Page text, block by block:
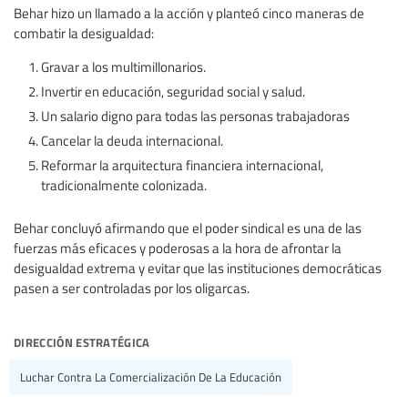
Behar hizo un llamado a la acción y planteó cinco maneras de
combatir la desigualdad:
Gravar a los multimillonarios.
Invertir en educación, seguridad social y salud.
Un salario digno para todas las personas trabajadoras
Cancelar la deuda internacional.
Reformar la arquitectura financiera internacional,
tradicionalmente colonizada.
Behar concluyó afirmando que el poder sindical es una de las
fuerzas más eficaces y poderosas a la hora de afrontar la
desigualdad extrema y evitar que las instituciones democráticas
pasen a ser controladas por los oligarcas.
dirección estratégica
Luchar Contra La Comercialización De La Educación